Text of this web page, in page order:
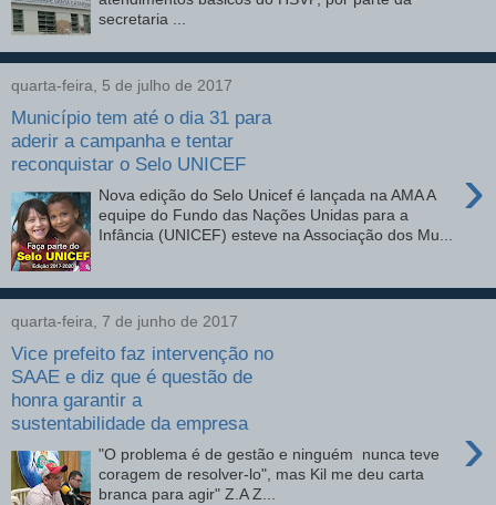
secretaria ...
quarta-feira, 5 de julho de 2017
Município tem até o dia 31 para
aderir a campanha e tentar
reconquistar o Selo UNICEF
›
Nova edição do Selo Unicef é lançada na AMA A
equipe do Fundo das Nações Unidas para a
Infância (UNICEF) esteve na Associação dos Mu...
quarta-feira, 7 de junho de 2017
Vice prefeito faz intervenção no
SAAE e diz que é questão de
honra garantir a
sustentabilidade da empresa
›
"O problema é de gestão e ninguém nunca teve
coragem de resolver-lo", mas Kil me deu carta
branca para agir" Z.A Z...